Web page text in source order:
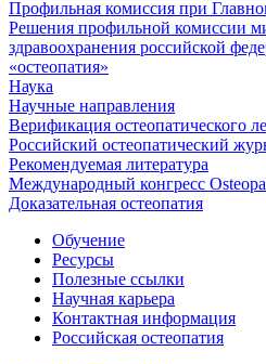
Профильная комиссия при
Решения профильной комиссии
здравоохранения российской
«остеопатия»
Наука
Научные направления
Верификация остеопатического
Российский остеопатический
Рекомендуемая литература
Международный конгресс
Доказательная остеопатия
Обучение
Ресурсы
Полезные ссылки
Научная карьера
Контактная информация
Российская остеопатия